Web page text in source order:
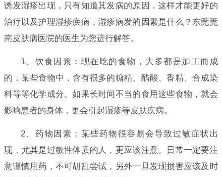
诱发湿疹出现，只有知道其发病的原因，这样才能更好的
治疗以及护理湿疹疾病，湿疹病发的因素是什么？东莞莞
南皮肤病医院的医生为您进行解答。
1、饮食因素：现在吃的食物，大多都是加工而成
的，某些食物中，含有很多的糖精、醋酸、香精、合成染
料等等化学成分。如果长时间不当的食用这些食物，就会
影响患者的身体，更会引起湿疹等皮肤疾病。
2、药物因素：某些药物很容易会导致过敏症状出
现，尤其是过敏性体质的人，更应该注意。日常一定要注
意谨慎用药，不可胡乱尝试，另外一旦发现损害应该及时